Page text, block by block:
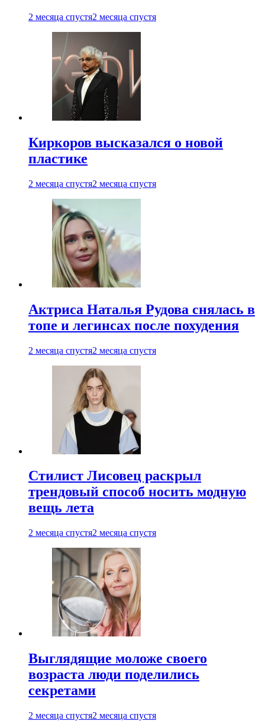
2 месяца спустя2 месяца спустя
Киркоров высказался о новой
пластике
2 месяца спустя2 месяца спустя
Актриса Наталья Рудова снялась в
топе и легинсах после похудения
2 месяца спустя2 месяца спустя
Стилист Лисовец раскрыл
трендовый способ носить модную
вещь лета
2 месяца спустя2 месяца спустя
Выглядящие моложе своего
возраста люди поделились
секретами
2 месяца спустя2 месяца спустя